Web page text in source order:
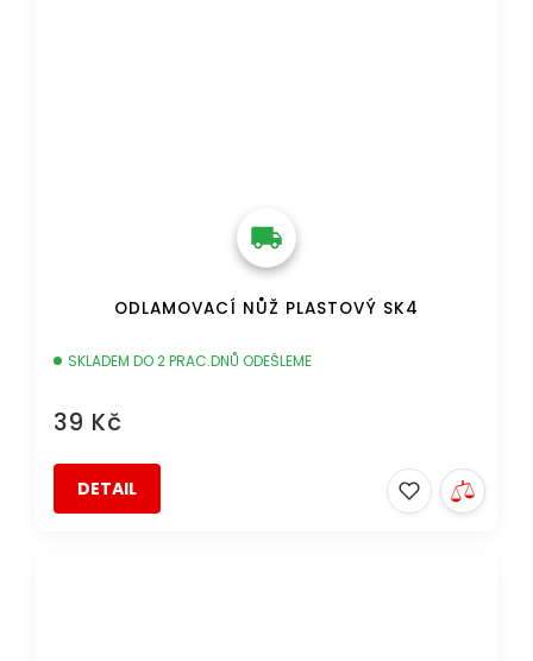
ODLAMOVACÍ NŮŽ PLASTOVÝ SK4
SKLADEM DO 2 PRAC.DNŮ ODEŠLEME
39 Kč
DETAIL